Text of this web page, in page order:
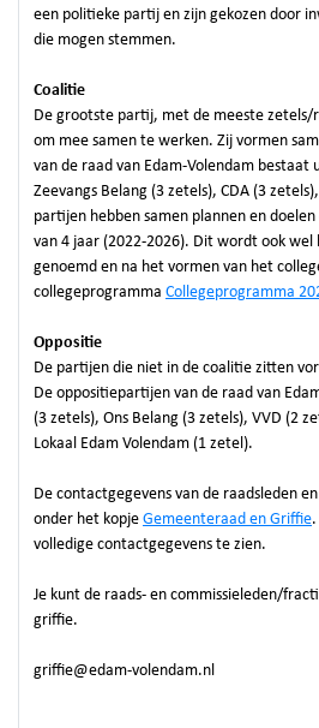
een politieke partij en zijn gekozen door
die mogen stemmen.
Coalitie
De grootste partij, met de meeste
om mee samen te werken. Zij vormen
van de raad van Edam-Volendam bestaat
Zeevangs Belang (3 zetels), CDA (3
partijen hebben samen plannen en
van 4 jaar (2022-2026). Dit wordt ook
genoemd en na het vormen van het
collegeprogramma Collegeprogramma
Oppositie
De partijen die niet in de coalitie zitten
De oppositiepartijen van de raad van
(3 zetels), Ons Belang (3 zetels), VVD (2
Lokaal Edam Volendam (1 zetel).
De contactgegevens van de raadsleden
onder het kopje Gemeenteraad en Griffie
volledige contactgegevens te zien.
Je kunt de raads- en commissieleden/
griffie.
griffie@edam-volendam.nl